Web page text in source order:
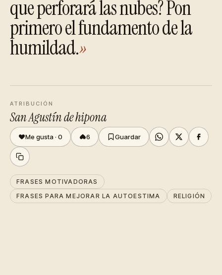
que perforará las nubes? Pon
primero el fundamento de la
humildad.»
ATRIBUCIÓN
San Agustín de hipona
Me gusta · 0 6 Guardar
FRASES MOTIVADORAS
FRASES PARA MEJORAR LA AUTOESTIMA
RELIGIÓN